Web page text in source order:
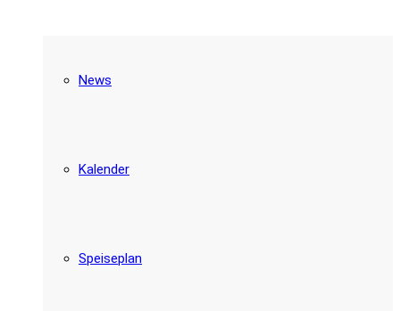
News
Kalender
Speiseplan